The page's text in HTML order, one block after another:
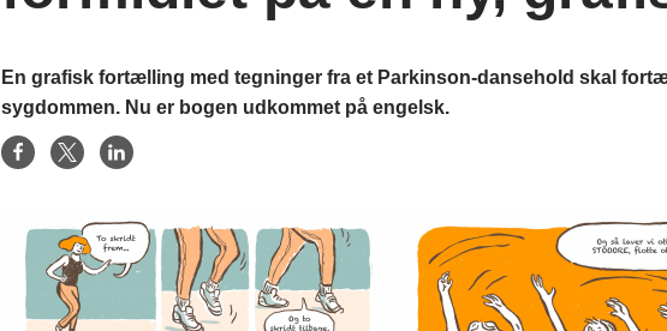
En grafisk fortælling med tegninger fra et Parkinson-dansehold skal
sygdommen. Nu er bogen udkommet på engelsk.